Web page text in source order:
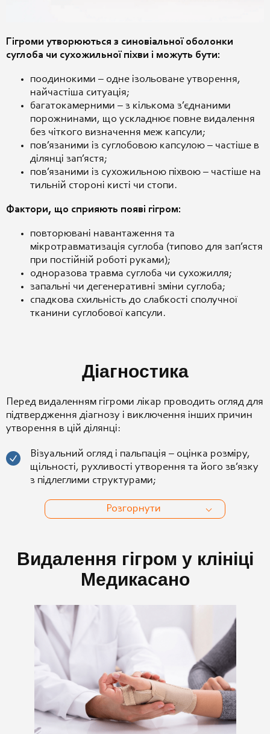
Гігроми утворюються з синовіальної оболонки
суглоба чи сухожильної піхви і можуть бути:
поодинокими – одне ізольоване утворення,
найчастіша ситуація;
багатокамерними – з кількома з’єднаними
порожнинами, що ускладнює повне видалення
без чіткого визначення меж капсули;
пов’язаними із суглобовою капсулою – частіше в
ділянці зап’ястя;
пов’язаними із сухожильною піхвою – частіше на
тильній стороні кисті чи стопи.
Фактори, що сприяють появі гігром:
повторювані навантаження та
мікротравматизація суглоба (типово для зап’ястя
при постійній роботі руками);
одноразова травма суглоба чи сухожилля;
запальні чи дегенеративні зміни суглоба;
спадкова схильність до слабкості сполучної
тканини суглобової капсули.
Діагностика
Перед видаленням гігроми лікар проводить огляд для
підтвердження діагнозу і виключення інших причин
утворення в цій ділянці:
Візуальний огляд і пальпація – оцінка розміру,
щільності, рухливості утворення та його зв’язку
з підлеглими структурами;
Розгорнути
Видалення гігром у клініці
Медикасано